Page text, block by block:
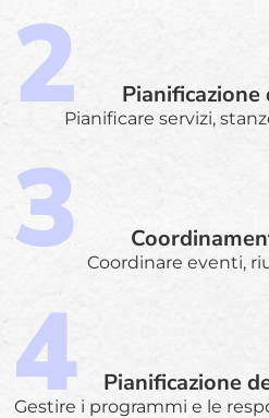
Pianificazione
Pianificare servizi,
Coordinare eventi,
Pianificazione
Gestire i programmi e le